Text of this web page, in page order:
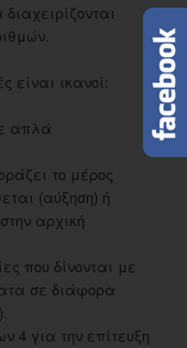
είναι ικανοί:
απλά
το μέρος
(αύξηση) ή
αρχική
που δίνονται με
σε διάφορα
4 για την επίτευξη